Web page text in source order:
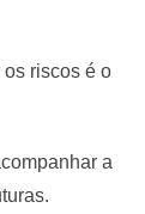
riscos é o
a